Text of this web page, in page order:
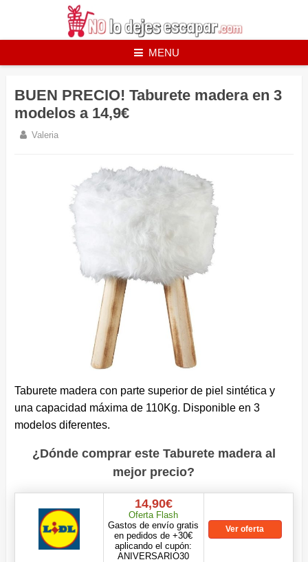
MENU
BUEN PRECIO! Taburete madera en 3
modelos a 14,9€
Valeria
Taburete madera con parte superior de piel sintética y
una capacidad máxima de 110Kg. Disponible en 3
modelos diferentes.
¿Dónde comprar este Taburete madera al
mejor precio?
14,90€
Oferta Flash
Gastos de envío gratis
en pedidos de +30€
aplicando el cupón:
ANIVERSARIO30
Ver oferta